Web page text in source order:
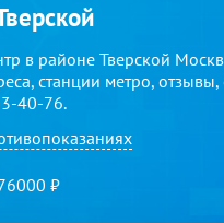
в районе Тверской
станции метро,
40-76.
₽